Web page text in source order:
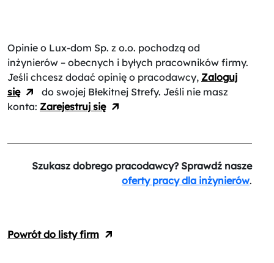
Opinie o Lux-dom Sp. z o.o. pochodzą od
inżynierów – obecnych i byłych pracowników firmy.
Jeśli chcesz dodać opinię o pracodawcy, Zaloguj
się
do swojej Błekitnej Strefy. Jeśli nie masz
konta: Zarejestruj się
Szukasz dobrego pracodawcy? Sprawdź nasze
oferty pracy dla inżynierów.
Powrót do listy firm